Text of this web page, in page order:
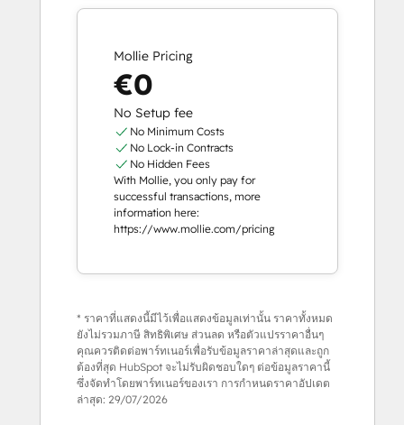
Mollie Pricing
€0
No Setup fee
No Minimum Costs
No Lock-in Contracts
No Hidden Fees
With Mollie, you only pay for
successful transactions, more
information here:
https://www.mollie.com/pricing
* ราคาที่แสดงนี้มีไว้เพื่อแสดงข้อมูลเท่านั้น ราคาทั้งหมด
ยังไม่รวมภาษี สิทธิพิเศษ ส่วนลด หรือตัวแปรราคาอื่นๆ
คุณควรติดต่อพาร์ทเนอร์เพื่อรับข้อมูลราคาล่าสุดและถูก
ต้องที่สุด HubSpot จะไม่รับผิดชอบใดๆ ต่อข้อมูลราคานี้
ซึ่งจัดทำโดยพาร์ทเนอร์ของเรา การกำหนดราคาอัปเดต
ล่าสุด: 29/07/2026